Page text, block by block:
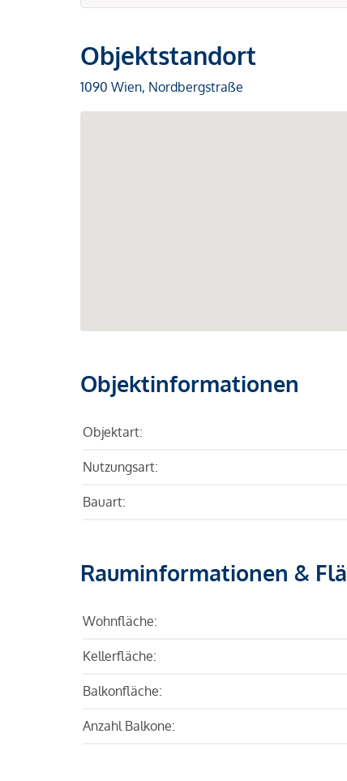
Objektstandort
1090 Wien, Nordbergstraße
Objektinformationen
Objektart:
Nutzungsart:
Bauart:
Rauminformationen &
Wohnfläche:
Kellerfläche:
Balkonfläche:
Anzahl Balkone: